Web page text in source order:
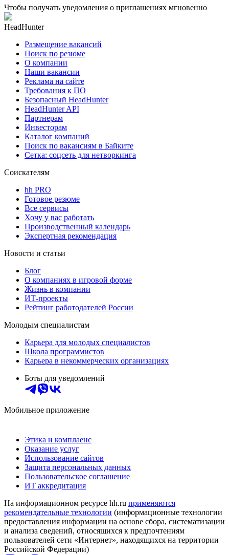
Чтобы получать уведомления о приглашениях мгновенно
HeadHunter
Размещение вакансий
Поиск по резюме
О компании
Наши вакансии
Реклама на сайте
Требования к ПО
Безопасный HeadHunter
HeadHunter API
Партнерам
Инвесторам
Каталог компаний
Поиск по вакансиям в Байките
Сетка: соцсеть для нетворкинга
Соискателям
hh PRO
Готовое резюме
Все сервисы
Хочу у вас работать
Производственный календарь
Экспертная рекомендация
Новости и статьи
Блог
О компаниях в игровой форме
Жизнь в компании
ИТ-проекты
Рейтинг работодателей России
Молодым специалистам
Карьера для молодых специалистов
Школа программистов
Карьера в некоммерческих организациях
Боты для уведомлений
Мобильное приложение
Этика и комплаенс
Оказание услуг
Использование сайтов
Защита персональных данных
Пользовательское соглашение
ИТ аккредитация
На информационном ресурсе hh.ru применяются
рекомендательные технологии (информационные технологии
предоставления информации на основе сбора, систематизации
и анализа сведений, относящихся к предпочтениям
пользователей сети «Интернет», находящихся на территории
Российской Федерации)